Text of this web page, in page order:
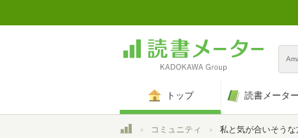
トップ 読書メータ
トップコミュニティ 私と気が合いそうな方、お喋りし